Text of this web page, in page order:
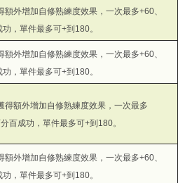
額外增加自修熟練度效果，一次最多+60、
，單件最多可+到180。
額外增加自修熟練度效果，一次最多+60、
，單件最多可+到180。
得額外增加自修熟練度效果，一次最多
百成功，單件最多可+到180。
額外增加自修熟練度效果，一次最多+60、
，單件最多可+到180。